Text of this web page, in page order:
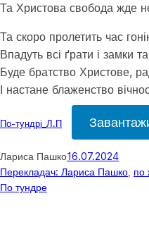
Та Христова свобода жде
Та скоро пролетить час
Впадуть всі ґрати і замки
Буде братство Христове,
І настане блаженство
По-тундрі_Л.П
Лариса Пашко16.07.2024
Перекладач: Лариса Пашко по
По тундре